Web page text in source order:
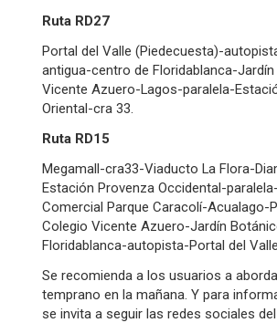
Ruta RD27
Portal del Valle (Piedecuesta)-
antigua-centro de Floridablanca-
Vicente Azuero-Lagos-paralela-
Oriental-cra 33.
Ruta RD15
Megamall-cra33-Viaducto La Flora-
Estación Provenza Occidental-
Comercial Parque Caracolí-Acualago-
Colegio Vicente Azuero-Jardín
Floridablanca-autopista-Portal del
Se recomienda a los usuarios a
temprano en la mañana. Y para
se invita a seguir las redes sociales